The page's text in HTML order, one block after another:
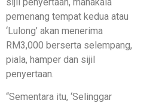
pemenang tempat kedua atau
‘Lulong’ akan menerima
RM3,000 berserta selempang,
piala, hamper dan sijil
penyertaan.
“Sementara itu, ‘Selinggar